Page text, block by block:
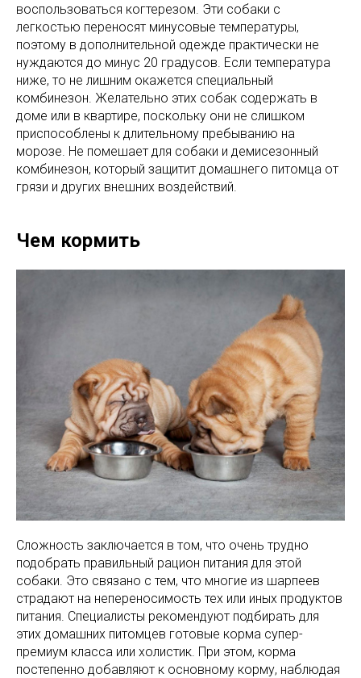
воспользоваться когтерезом. Эти собаки с
легкостью переносят минусовые температуры,
поэтому в дополнительной одежде практически не
нуждаются до минус 20 градусов. Если температура
ниже, то не лишним окажется специальный
комбинезон. Желательно этих собак содержать в
доме или в квартире, поскольку они не слишком
приспособлены к длительному пребыванию на
морозе. Не помешает для собаки и демисезонный
комбинезон, который защитит домашнего питомца от
грязи и других внешних воздействий.
Чем кормить
Сложность заключается в том, что очень трудно
подобрать правильный рацион питания для этой
собаки. Это связано с тем, что многие из шарпеев
страдают на непереносимость тех или иных продуктов
питания. Специалисты рекомендуют подбирать для
этих домашних питомцев готовые корма супер-
премиум класса или холистик. При этом, корма
постепенно добавляют к основному корму, наблюдая